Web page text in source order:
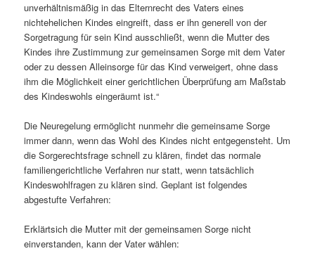
unverhältnismäßig in das Elternrecht des Vaters eines
nichtehelichen Kindes eingreift, dass er ihn generell von der
Sorgetragung für sein Kind ausschließt, wenn die Mutter des
Kindes ihre Zustimmung zur gemeinsamen Sorge mit dem Vater
oder zu dessen Alleinsorge für das Kind verweigert, ohne dass
ihm die Möglichkeit einer gerichtlichen Überprüfung am Maßstab
des Kindeswohls eingeräumt ist.“
Die Neuregelung ermöglicht nunmehr die gemeinsame Sorge
immer dann, wenn das Wohl des Kindes nicht entgegensteht. Um
die Sorgerechtsfrage schnell zu klären, findet das normale
familiengerichtliche Verfahren nur statt, wenn tatsächlich
Kindeswohlfragen zu klären sind. Geplant ist folgendes
abgestufte Verfahren:
Erklärtsich die Mutter mit der gemeinsamen Sorge nicht
einverstanden, kann der Vater wählen: